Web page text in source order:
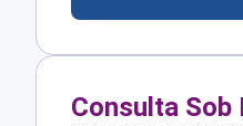
Consulta Sob